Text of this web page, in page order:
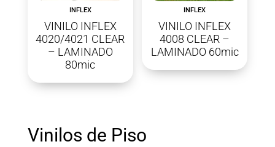
INFLEX
VINILO INFLEX
4020/4021 CLEAR
– LAMINADO
80mic
INFLEX
VINILO INFLEX
4008 CLEAR –
LAMINADO 60mic
Vinilos de Piso